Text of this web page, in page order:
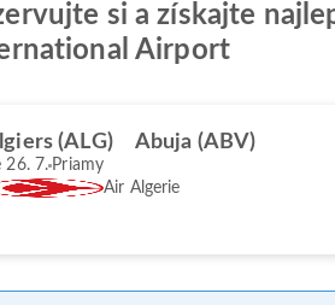
si a získajte
Airport
(ALG) Abuja (ABV)
26. 7. Priamy
Air Algerie